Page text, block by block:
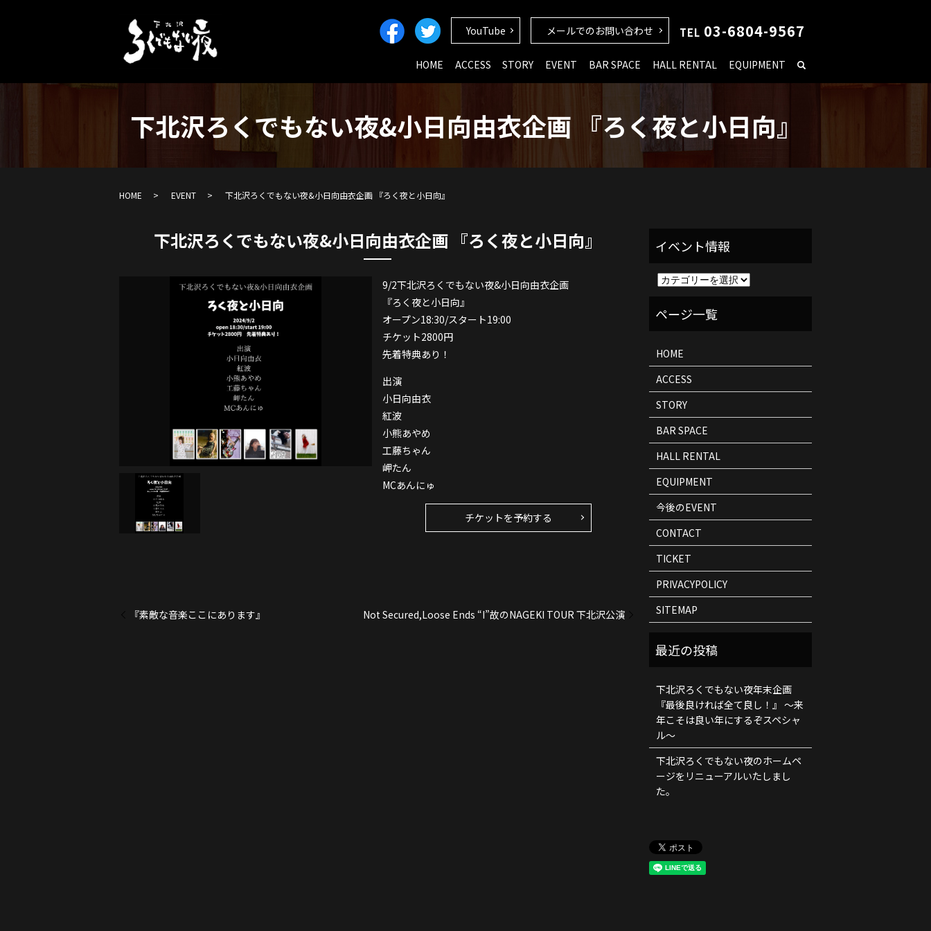
HOME ACCESS STORY EVENT BAR SPACE HALL RENTAL EQUIPMENT
YouTube メールでのお問い合わせ TEL 03-6804-9567
下北沢ろくでもない夜&小日向由衣企画 『ろく夜と小日向』
HOME EVENT 下北沢ろくでもない夜&小日向由衣企画 『ろく夜と小日向』
下北沢ろくでもない夜&小日向由衣企画 『ろく夜と小日向』
9/2下北沢ろくでもない夜&小日向由衣企画
『ろく夜と小日向』
オープン18:30/スタート19:00
チケット2800円
先着特典あり！
出演
小日向由衣
紅波
小熊あやめ
工藤ちゃん
岬たん
MCあんにゅ
チケットを予約する
『素敵な音楽ここにあります』 Not Secured,Loose Ends “I”故のNAGEKI TOUR 下北沢公演
イ
ト
HOME
ACCESS
STORY
BAR SPACE
HALL RENTAL
EQUIPMENT
今後のEVENT
CONTACT
TICKET
PRIVACYPOLICY
SITEMAP
下北沢ろくでもない夜年末企画
『最後良ければ全て良し！』 ～来
年こそは良い年にするぞスペシャ
ル～
下北沢ろくでもない夜のホームペ
ージをリニューアルいたしまし
た。